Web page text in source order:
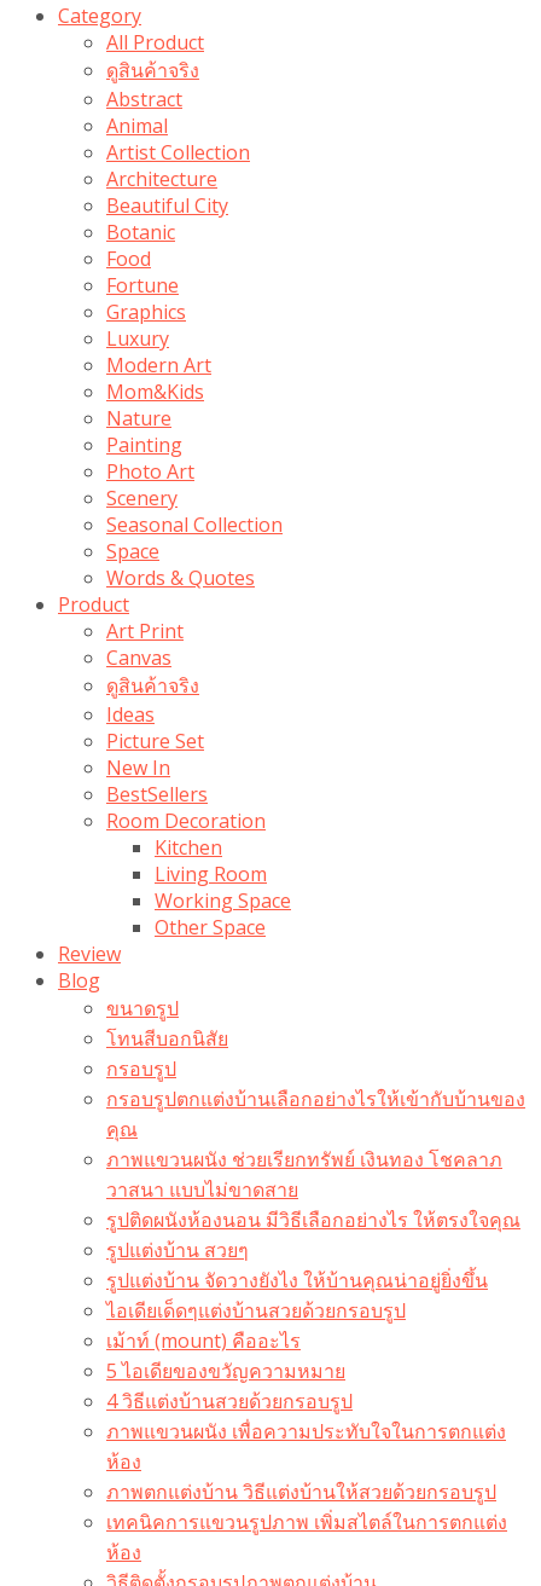
Category
All Product
ดูสินค้าจริง
Abstract
Animal
Artist Collection
Architecture
Beautiful City
Botanic
Food
Fortune
Graphics
Luxury
Modern Art
Mom&Kids
Nature
Painting
Photo Art
Scenery
Seasonal Collection
Space
Words & Quotes
Product
Art Print
Canvas
ดูสินค้าจริง
Ideas
Picture Set
New In
BestSellers
Room Decoration
Kitchen
Living Room
Working Space
Other Space
Review
Blog
ขนาดรูป
โทนสีบอกนิสัย
กรอบรูป
กรอบรูปตกแต่งบ้านเลือกอย่างไรให้เข้ากับบ้านของ
คุณ
ภาพแขวนผนัง ช่วยเรียกทรัพย์ เงินทอง โชคลาภ
วาสนา แบบไม่ขาดสาย
รูปติดผนังห้องนอน มีวิธีเลือกอย่างไร ให้ตรงใจคุณ
รูปแต่งบ้าน สวยๆ
รูปแต่งบ้าน จัดวางยังไง ให้บ้านคุณน่าอยู่ยิ่งขึ้น
ไอเดียเด็ดๆแต่งบ้านสวยด้วยกรอบรูป
เม้าท์ (mount) คืออะไร​
5 ไอเดียของขวัญความหมาย
4 วิธีแต่งบ้านสวยด้วยกรอบรูป
ภาพแขวนผนัง เพื่อความประทับใจในการตกแต่ง
ห้อง
ภาพตกแต่งบ้าน วิธีแต่งบ้านให้สวยด้วยกรอบรูป
เทคนิคการแขวนรูปภาพ เพิ่มสไตล์ในการตกแต่ง
ห้อง